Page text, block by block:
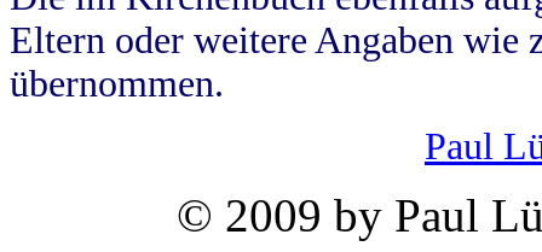
Eltern oder weitere Angaben wie
übernommen.
Paul
© 2009 by Paul